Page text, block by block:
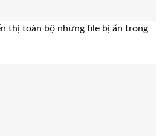
thị toàn bộ những file bị ẩn trong